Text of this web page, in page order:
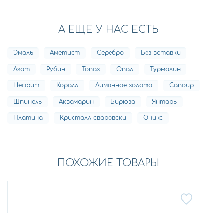
А ЕЩЕ У НАС ЕСТЬ
Эмаль Аметист Серебро Без вставки
Агат Рубин Топаз Опал Турмалин
Нефрит Коралл Лимонное золото Сапфир
Шпинель Аквамарин Бирюза Янтарь
Платина Кристалл сваровски Оникс
ПОХОЖИЕ ТОВАРЫ